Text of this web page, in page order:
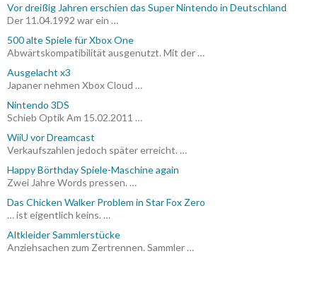
Vor dreißig Jahren erschien das Super Nintendo in Deutschland
Der 11.04.1992 war ein …
500 alte Spiele für Xbox One
Abwärtskompatibilität ausgenutzt. Mit der …
Ausgelacht x3
Japaner nehmen Xbox Cloud …
Nintendo 3DS
Schieb Optik Am 15.02.2011 …
WiiU vor Dreamcast
Verkaufszahlen jedoch später erreicht. …
Happy Börthday Spiele-Maschine again
Zwei Jahre Words pressen. …
Das Chicken Walker Problem in Star Fox Zero
… ist eigentlich keins. …
Altkleider Sammlerstücke
Anziehsachen zum Zertrennen. Sammler …